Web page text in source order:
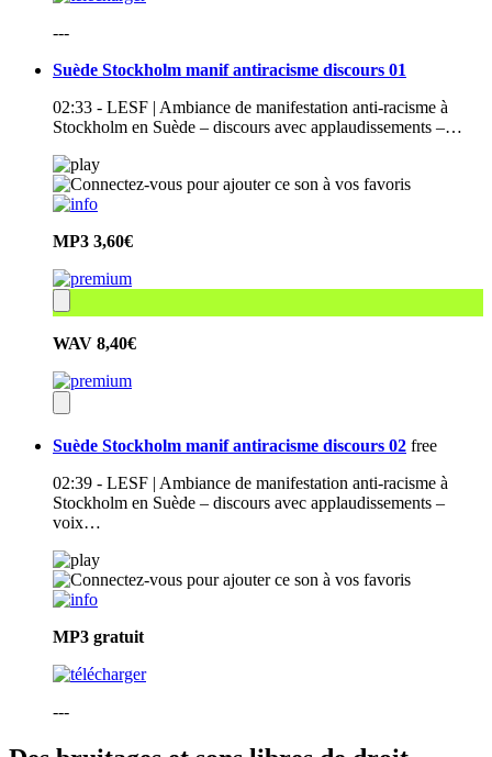
---
Suède Stockholm manif antiracisme discours 01
02:33 - LESF | Ambiance de manifestation anti-racisme à
Stockholm en Suède – discours avec applaudissements –…
MP3 3,60€
WAV 8,40€
Suède Stockholm manif antiracisme discours 02 free
02:39 - LESF | Ambiance de manifestation anti-racisme à
Stockholm en Suède – discours avec applaudissements –
voix…
MP3 gratuit
---